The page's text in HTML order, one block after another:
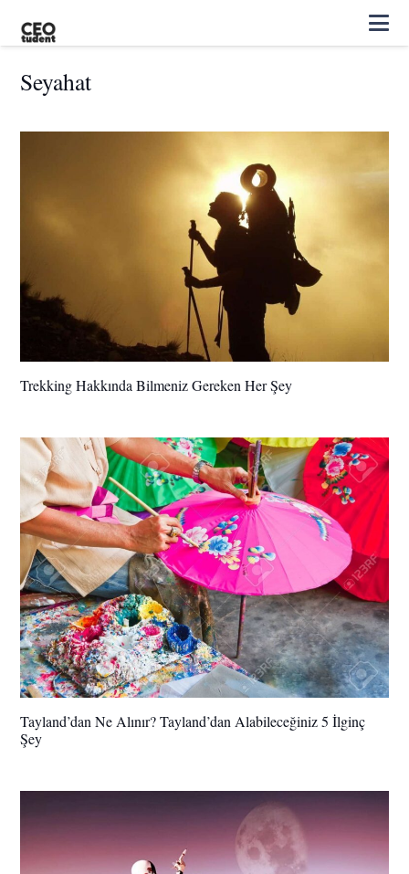
Seyahat
Trekking Hakkında Bilmeniz Gereken Her Şey
Tayland’dan Ne Alınır? Tayland’dan Alabileceğiniz 5 İlginç
Şey